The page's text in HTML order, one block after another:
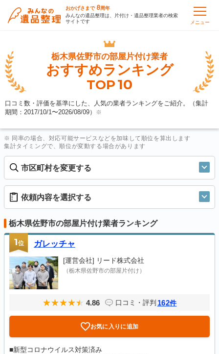
おかげさまで 8周年
みんなの遺品整理は、片付け・遺品整理業者の検索
サイトです
メニュー
栃木県佐野市の部屋片付け業者
おすすめランキング
TOP10
口コミ数・評価を基準にした、人気の業者ランキングをご紹介。（集計
期間：2017/10/1〜2026/08/09） ※
※ 同率の場合、対応可能サービスなどを加味して順位を算出します
集計タイミングで、順位が変動する場合があります
市区町村を変更する
依頼内容を選択する
栃木県佐野市の部屋片付け業者ランキング
1位 ガレッチャ
[運営会社] リード株式会社
（栃木県佐野市の部屋片付け）
4.86 口コミ・評判 162件
お気に入りに追加
■新型コロナウイルス対策済み